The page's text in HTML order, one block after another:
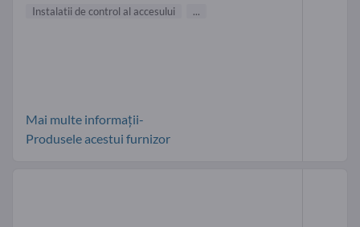
Instalatii de control al accesului
...
Mai multe informații-
Produsele acestui furnizor